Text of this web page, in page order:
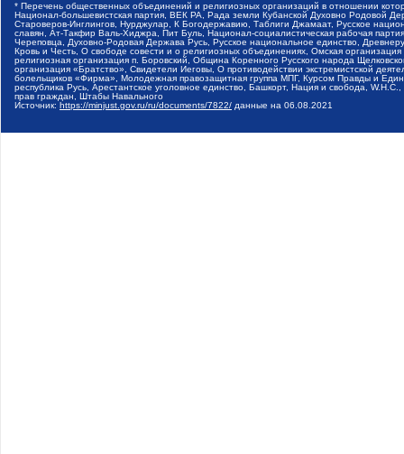
* Перечень общественных объединений и религиозных организаций в отношении
Национал-большевистская партия, ВЕК РА, Рада земли Кубанской Духовно Родовой
Староверов-Инглингов, Нурджулар, К Богодержавию, Таблиги Джамаат, Русское
славян, Ат-Такфир Валь-Хиджра, Пит Буль, Национал-социалистическая рабочая
Череповца, Духовно-Родовая Держава Русь, Русское национальное единство,
Кровь и Честь, О свободе совести и о религиозных объединениях, Омская
религиозная организация п. Боровский, Община Коренного Русского народа
организация «Братство», Свидетели Иеговы, О противодействии экстремистской
болельщиков «Фирма», Молодежная правозащитная группа МПГ, Курсом Правды и
республика Русь, Арестантское уголовное единство, Башкорт, Нация и свобода,
прав граждан, Штабы Навального
Источник: https://minjust.gov.ru/ru/documents/7822/ данные на 06.08.2021